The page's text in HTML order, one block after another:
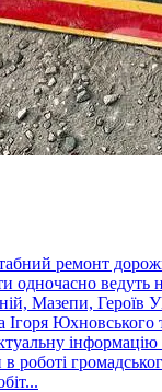
ремонт
одночасно ведуть
Мазепи, Героїв
Ігоря Юхновського
роботі